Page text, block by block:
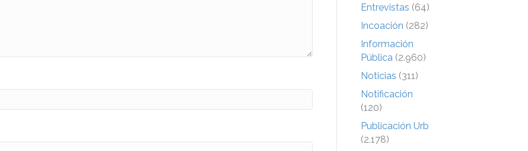
Entrevistas (64)
Incoación (282)
Información
Pública (2.960)
Noticias (311)
Notificación
(120)
Publicación Urb
(2.178)